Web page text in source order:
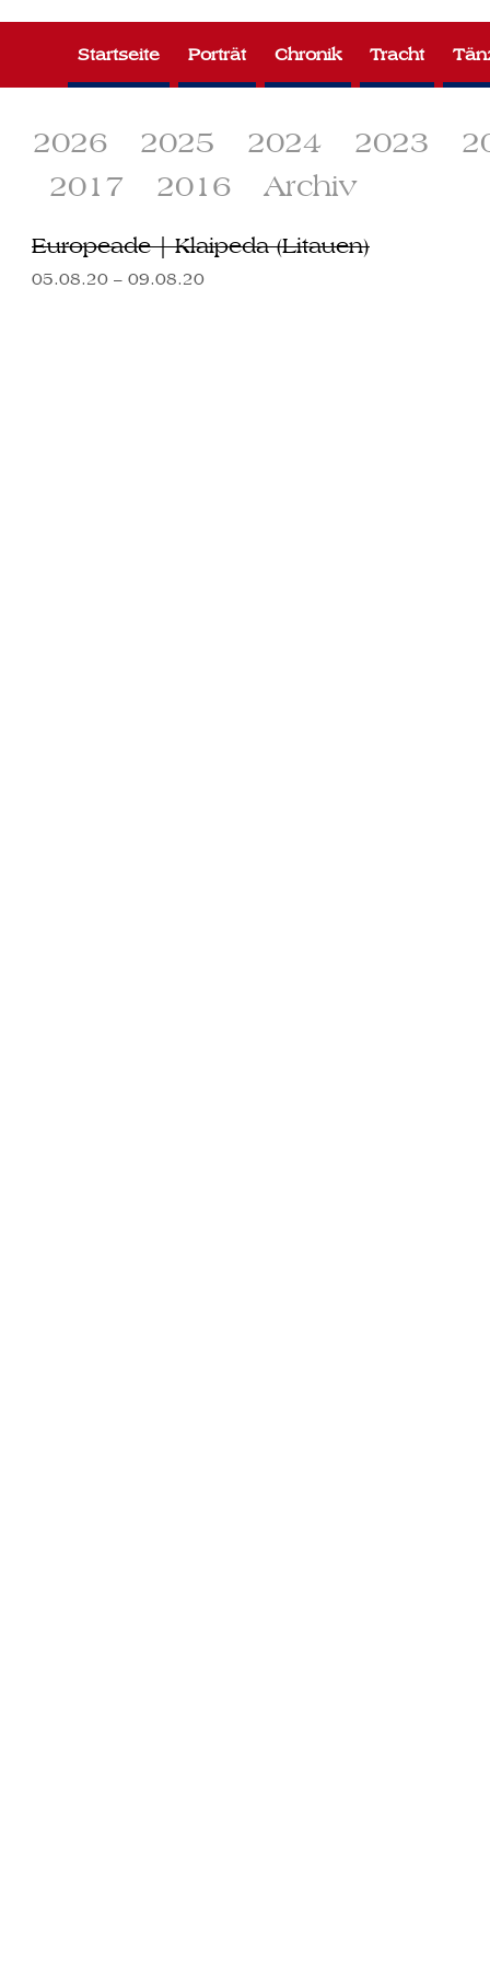
2026 2025 2024 2023
2017
2016 Archiv
Startseite Porträt Chronik Tracht
Europeade | Klaipeda (Litauen)
05.08.20 – 09.08.20